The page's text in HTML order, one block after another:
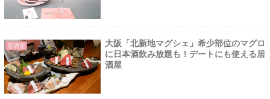
居酒屋
大阪「北新地マグシェ」希少部位のマグロ
に日本酒飲み放題も！デートにも使える居
酒屋